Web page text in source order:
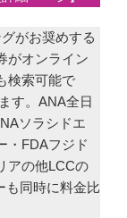
がお奨めする
がオンライン
検索可能で
す。ANA全日
ソラシドエ
・FDAフジド
アの他LCCの
も同時に料金比